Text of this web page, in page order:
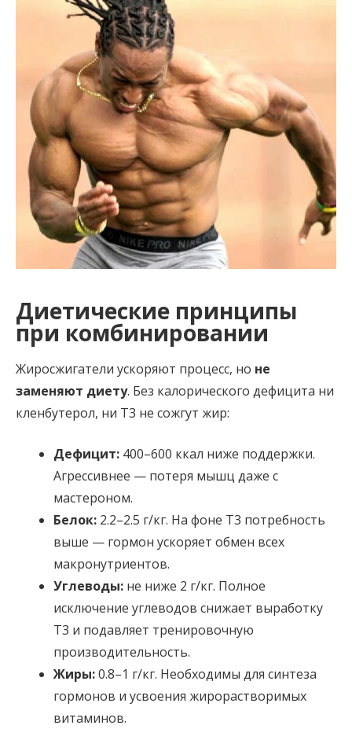
Диетические принципы
при комбинировании
Жиросжигатели ускоряют процесс, но не
заменяют диету. Без калорического дефицита ни
кленбутерол, ни Т3 не сожгут жир:
Дефицит: 400–600 ккал ниже поддержки.
Агрессивнее — потеря мышц даже с
мастероном.
Белок: 2.2–2.5 г/кг. На фоне Т3 потребность
выше — гормон ускоряет обмен всех
макронутриентов.
Углеводы: не ниже 2 г/кг. Полное
исключение углеводов снижает выработку
Т3 и подавляет тренировочную
производительность.
Жиры:0.8–1 г/кг. Необходимы для синтеза
гормонов и усвоения жирорастворимых
витаминов.